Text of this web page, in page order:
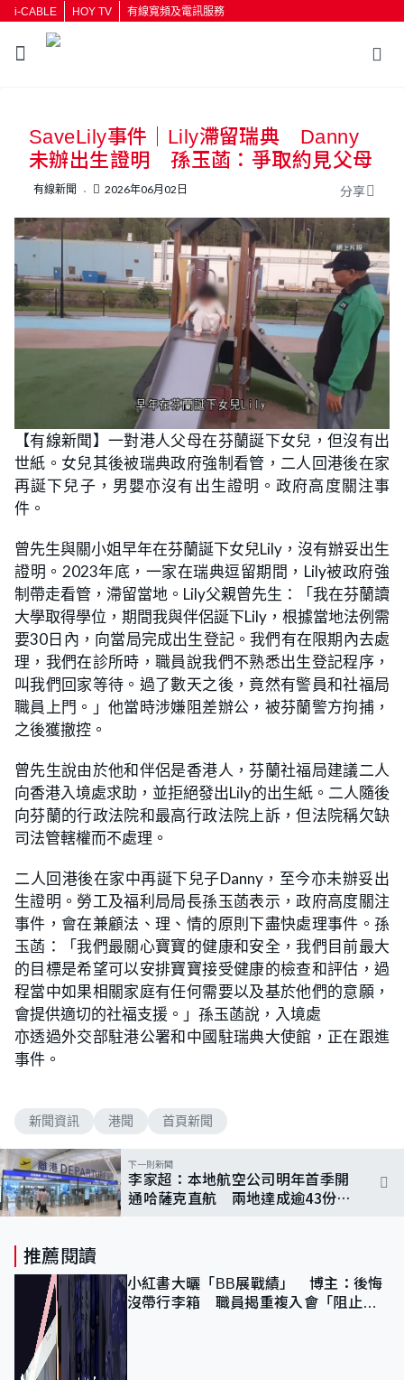
i-CABLE HOY TV 有線寬頻及電訊服務
按輸入鍵開始搜尋
SaveLily事件｜Lily滯留瑞典 Danny
未辦出生證明 孫玉菡：爭取約見父母
有線新聞 2026年06月02日 分享
【有線新聞】一對港人父母在芬蘭誕下女兒，但沒有出
世紙。女兒其後被瑞典政府強制看管，二人回港後在家
再誕下兒子，男嬰亦沒有出生證明。政府高度關注事
件。
曾先生與關小姐早年在芬蘭誕下女兒Lily，沒有辦妥出生
證明。2023年底，一家在瑞典逗留期間，Lily被政府強
制帶走看管，滯留當地。Lily父親曾先生：「我在芬蘭讀
大學取得學位，期間我與伴侶誕下Lily，根據當地法例需
要30日內，向當局完成出生登記。我們有在限期內去處
理，我們在診所時，職員說我們不熟悉出生登記程序，
叫我們回家等待。過了數天之後，竟然有警員和社福局
職員上門。」他當時涉嫌阻差辦公，被芬蘭警方拘捕，
之後獲撤控。
曾先生說由於他和伴侶是香港人，芬蘭社福局建議二人
向香港入境處求助，並拒絕發出Lily的出生紙。二人隨後
向芬蘭的行政法院和最高行政法院上訴，但法院稱欠缺
司法管轄權而不處理。
二人回港後在家中再誕下兒子Danny，至今亦未辦妥出
生證明。勞工及福利局局長孫玉菡表示，政府高度關注
事件，會在兼顧法、理、情的原則下盡快處理事件。孫
玉菡：「我們最關心寶寶的健康和安全，我們目前最大
的目標是希望可以安排寶寶接受健康的檢查和評估，過
程當中如果相關家庭有任何需要以及基於他們的意願，
會提供適切的社福支援。」孫玉菡說，入境處
亦透過外交部駐港公署和中國駐瑞典大使館，正在跟進
事件。
新聞資訊 港聞 首頁新聞
下一則新聞
李家超：本地航空公司明年首季開
通哈薩克直航 兩地達成逾43份備
推薦閱讀
小紅書大曬「BB展戰績」 博主：後悔
沒帶行李箱 職員揭重複入會「阻止唔